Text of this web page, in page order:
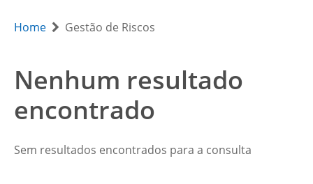
Home Gestão de Riscos
Nenhum resultado
encontrado
Sem resultados encontrados para a consulta